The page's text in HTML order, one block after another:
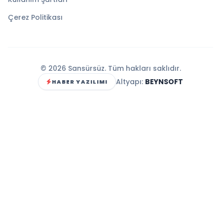
Çerez Politikası
© 2026 Sansürsüz. Tüm hakları saklıdır.
HABER YAZILIMI Altyapı: BEYNSOFT